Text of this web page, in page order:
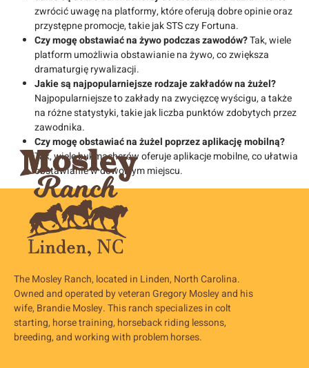
zwrócić uwagę na platformy, które oferują dobre opinie oraz
przystępne promocje, takie jak STS czy Fortuna.
Czy mogę obstawiać na żywo podczas zawodów?Tak, wiele
platform umożliwia obstawianie na żywo, co zwiększa
dramaturgię rywalizacji.
Jakie są najpopularniejsze rodzaje zakładów na żużel?
Najpopularniejsze to zakłady na zwycięzcę wyścigu, a także
na różne statystyki, takie jak liczba punktów zdobytych przez
zawodnika.
Czy mogę obstawiać na żużel poprzez aplikację mobilną?
Tak, wiele bukmacherów oferuje aplikacje mobilne, co ułatwia
obstawianie w dowolnym miejscu.
The Mosley Ranch, located in Linden, North Carolina.
Owned and operated by veteran Gregory Mosley and his
wife, Brandie Mosley. This ranch specializes in colt
starting, horse training, horseback riding lessons,
breeding, and working with problem horses.